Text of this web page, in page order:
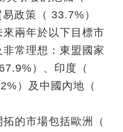
政策（ 33.7%）
兩年於以下目標市
常理想：東盟國家
）、印度（
）及中國內地（
的市場包括歐洲（